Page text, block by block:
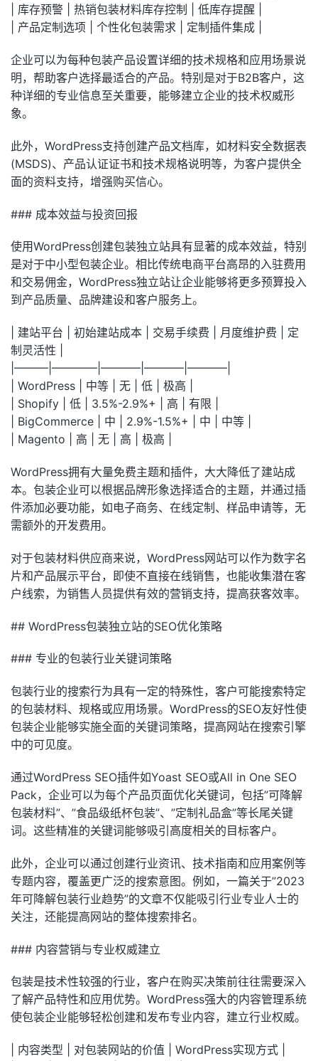
| 库存预警 | 热销包装材料库存控制 | 低库存提醒 |
| 产品定制选项 | 个性化包装需求 | 定制插件集成 |
企业可以为每种包装产品设置详细的技术规格和应用场景说
明，帮助客户选择最适合的产品。特别是对于B2B客户，这
种详细的专业信息至关重要，能够建立企业的技术权威形
象。
此外，WordPress支持创建产品文档库，如材料安全数据表
(MSDS)、产品认证证书和技术规格说明等，为客户提供全
面的资料支持，增强购买信心。
### 成本效益与投资回报
使用WordPress创建包装独立站具有显著的成本效益，特别
是对于中小型包装企业。相比传统电商平台高昂的入驻费用
和交易佣金，WordPress独立站让企业能够将更多预算投入
到产品质量、品牌建设和客户服务上。
| 建站平台 | 初始建站成本 | 交易手续费 | 月度维护费 | 定
制灵活性 |
|———|————|———–|———–|———–|
| WordPress | 中等 | 无 | 低 | 极高 |
| Shopify | 低 | 3.5%-2.9%+ | 高 | 有限 |
| BigCommerce | 中 | 2.9%-1.5%+ | 中 | 中等 |
| Magento | 高 | 无 | 高 | 极高 |
WordPress拥有大量免费主题和插件，大大降低了建站成
本。包装企业可以根据品牌形象选择适合的主题，并通过插
件添加必要功能，如电子商务、在线定制、样品申请等，无
需额外的开发费用。
对于包装材料供应商来说，WordPress网站可以作为数字名
片和产品展示平台，即使不直接在线销售，也能收集潜在客
户线索，为销售人员提供有效的营销支持，提高获客效率。
## WordPress包装独立站的SEO优化策略
### 专业的包装行业关键词策略
包装行业的搜索行为具有一定的特殊性，客户可能搜索特定
的包装材料、规格或应用场景。WordPress的SEO友好性使
包装企业能够实施全面的关键词策略，提高网站在搜索引擎
中的可见度。
通过WordPress SEO插件如Yoast SEO或All in One SEO
Pack，企业可以为每个产品页面优化关键词，包括”可降解
包装材料”、”食品级纸杯包装”、”定制礼品盒”等长尾关键
词。这些精准的关键词能够吸引高度相关的目标客户。
此外，企业可以通过创建行业资讯、技术指南和应用案例等
专题内容，覆盖更广泛的搜索意图。例如，一篇关于”2023
年可降解包装行业趋势”的文章不仅能吸引行业专业人士的
关注，还能提高网站的整体搜索排名。
### 内容营销与专业权威建立
包装是技术性较强的行业，客户在购买决策前往往需要深入
了解产品特性和应用优势。WordPress强大的内容管理系统
使包装企业能够轻松创建和发布专业内容，建立行业权威。
| 内容类型 | 对包装网站的价值 | WordPress实现方式 |